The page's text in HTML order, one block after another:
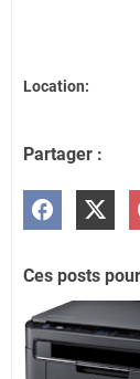
Location:
Partager :
Ces posts